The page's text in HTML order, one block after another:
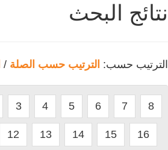
نتائج البحث
الترتيب حسب: الترتيب حسب الصلة /
3 4 5 6 7 8
12 13 14 15 16